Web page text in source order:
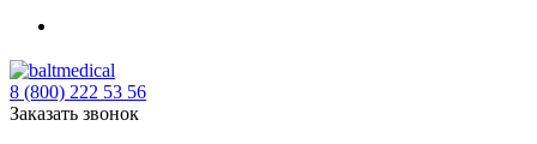
8 (800) 222 53 56
Заказать звонок